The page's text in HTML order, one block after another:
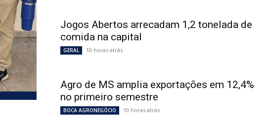
Jogos Abertos arrecadam 1,2 tonelada de
comida na capital
GERAL 10 horas atrás
Agro de MS amplia exportações em 12,4%
no primeiro semestre
BOCA AGRONEGÓCIO 10 horas atrás